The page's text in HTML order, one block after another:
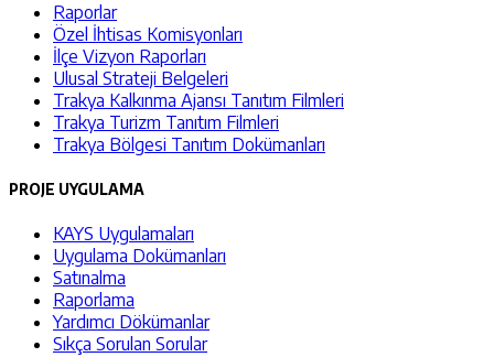
Raporlar
Özel İhtisas Komisyonları
İlçe Vizyon Raporları
Ulusal Strateji Belgeleri
Trakya Kalkınma Ajansı Tanıtım Filmleri
Trakya Turizm Tanıtım Filmleri
Trakya Bölgesi Tanıtım Dokümanları
PROJE UYGULAMA
KAYS Uygulamaları
Uygulama Dokümanları
Satınalma
Raporlama
Yardımcı Dökümanlar
Sıkça Sorulan Sorular